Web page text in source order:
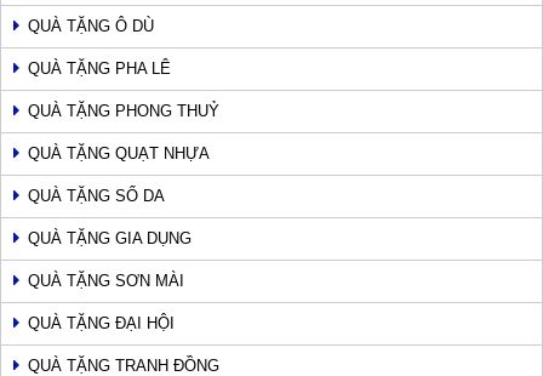
QUÀ TẶNG Ô DÙ
QUÀ TẶNG PHA LÊ
QUÀ TẶNG PHONG THUỶ
QUÀ TẶNG QUẠT NHỰA
QUÀ TẶNG SỔ DA
QUÀ TẶNG GIA DỤNG
QUÀ TẶNG SƠN MÀI
QUÀ TẶNG ĐẠI HỘI
QUÀ TẶNG TRANH ĐỒNG